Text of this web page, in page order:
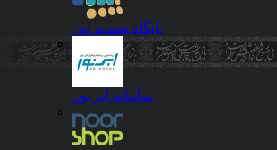
پایگاه سمیم نور
سامانه ابر نور
حوزه سلامت 26
تربیت بدنی 7
روان‌شناسی 1
میان رشته ای 1